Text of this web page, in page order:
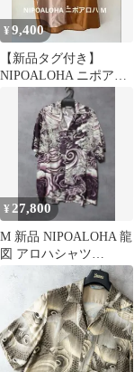
¥9,400
【新品タグ付き】
NIPOALOHA ニポアロ
ハ M 半袖 シャツ
¥ 27,800
M 新品 NIPOALOHA 龍
図 アロハシャツ
DRAGON シャツ ドラ